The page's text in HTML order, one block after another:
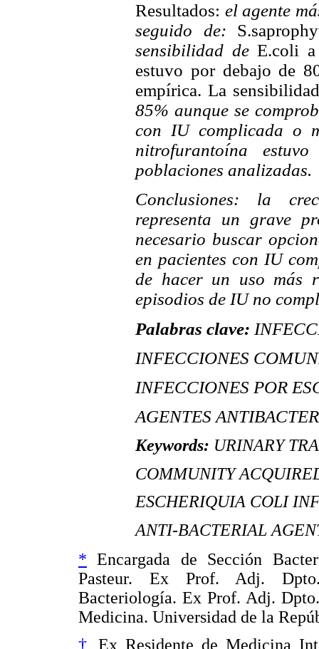
Resultados: el agente
seguido de:
sensibilidad de E.coli a
estuvo por debajo de
empírica. La
85% aunque se
con IU complicada o
nitrofurantoína
poblaciones analizadas.
Conclusiones: la
representa un grave
necesario buscar
en pacientes con IU
de hacer un uso más
episodios de IU no
Palabras clave:
INFECCIONES
INFECCIONES POR
AGENTES
Keywords: URINARY
COMMUNITY
ESCHERIQUIA COLI
ANTI-BACTERIAL
* Encargada de Sección
Pasteur. Ex Prof. Adj.
Bacteriología. Ex Prof. Adj.
Medicina. Universidad de la
† Ex Residente de Medicina